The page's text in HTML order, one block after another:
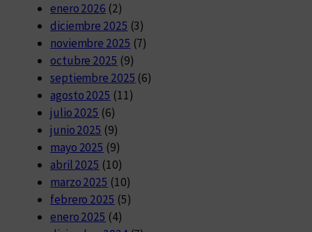
enero 2026 (2)
diciembre 2025 (3)
noviembre 2025 (7)
octubre 2025 (9)
septiembre 2025 (6)
agosto 2025 (11)
julio 2025 (6)
junio 2025 (9)
mayo 2025 (9)
abril 2025 (10)
marzo 2025 (10)
febrero 2025 (5)
enero 2025 (4)